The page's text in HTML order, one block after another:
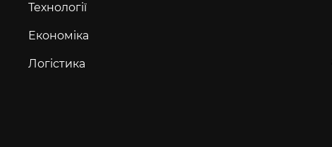
Технології
Економіка
Логістика